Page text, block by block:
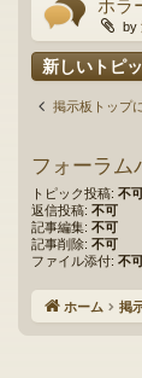
ホラ
by
新しいトピ
掲示板トップ
フォーラム
トピック投稿: 不
返信投稿: 不可
記事編集: 不可
記事削除: 不可
ファイル添付: 不
ホーム 掲